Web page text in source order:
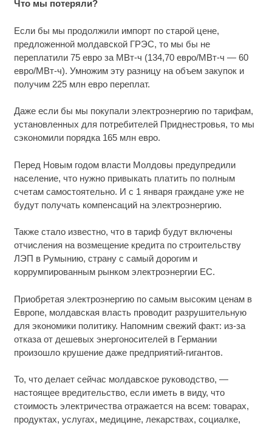
Что мы потеряли?
Если бы мы продолжили импорт по старой цене,
предложенной молдавской ГРЭС, то мы бы не
переплатили 75 евро за МВт-ч (134,70 евро/МВт-ч — 60
евро/МВт-ч). Умножим эту разницу на объем закупок и
получим 225 млн евро переплат.
Даже если бы мы покупали электроэнергию по тарифам,
установленных для потребителей Приднестровья, то мы
сэкономили порядка 165 млн евро.
Перед Новым годом власти Молдовы предупредили
население, что нужно привыкать платить по полным
счетам самостоятельно. И с 1 января граждане уже не
будут получать компенсаций на электроэнергию.
Также стало известно, что в тариф будут включены
отчисления на возмещение кредита по строительству
ЛЭП в Румынию, страну с самый дорогим и
коррумпированным рынком электроэнергии ЕС.
Приобретая электроэнергию по самым высоким ценам в
Европе, молдавская власть проводит разрушительную
для экономики политику. Напомним свежий факт: из-за
отказа от дешевых энергоносителей в Германии
произошло крушение даже предприятий-гигантов.
То, что делает сейчас молдавское руководство, —
настоящее вредительство, если иметь в виду, что
стоимость электричества отражается на всем: товарах,
продуктах, услугах, медицине, лекарствах, социалке,